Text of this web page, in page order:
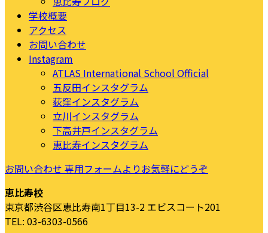
学校概要
アクセス
お問い合わせ
Instagram
ATLAS International School Official
五反田インスタグラム
荻窪インスタグラム
立川インスタグラム
下高井戸インスタグラム
恵比寿インスタグラム
お問い合わせ 専用フォームよりお気軽にどうぞ
恵比寿校
東京都渋谷区恵比寿南1丁目13-2 エビスコート201
TEL: 03-6303-0566